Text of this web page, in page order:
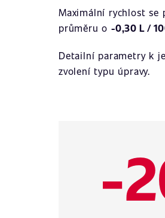
Maximální rychlost se
průměru o-0,30 L /
Detailní parametry k
zvolení typu úpravy.
-